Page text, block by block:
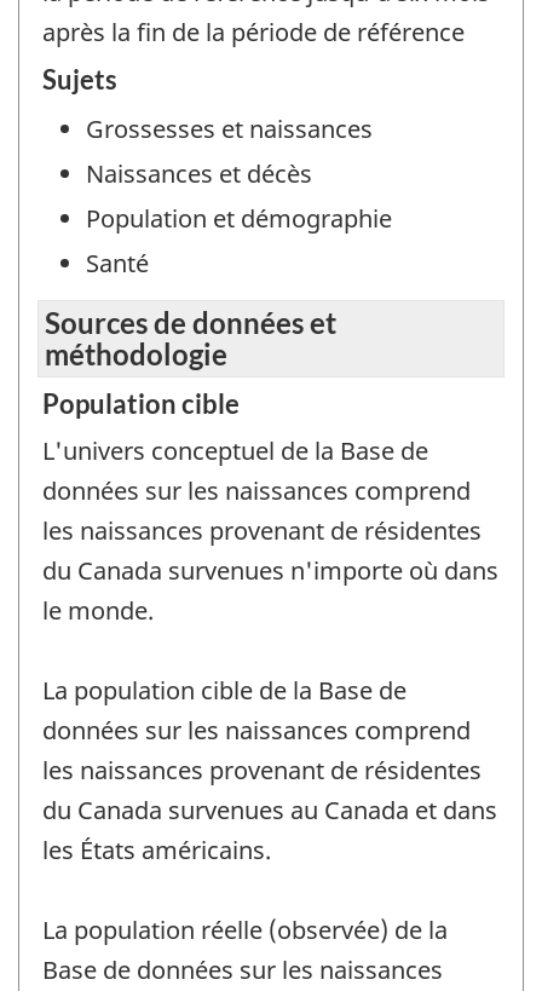
après la fin de la période de référence
Sujets
Grossesses et naissances
Naissances et décès
Population et démographie
Santé
Sources de données et
méthodologie
Population cible
L'univers conceptuel de la Base de
données sur les naissances comprend
les naissances provenant de résidentes
du Canada survenues n'importe où dans
le monde.
La population cible de la Base de
données sur les naissances comprend
les naissances provenant de résidentes
du Canada survenues au Canada et dans
les États américains.
La population réelle (observée) de la
Base de données sur les naissances